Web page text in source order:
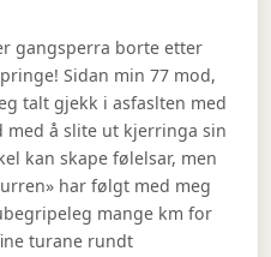
gangsperra borte etter
Sidan min 77 mod,
talt gjekk i asfaslten med
å slite ut kjerringa sin
kan skape følelsar, men
har følgt med meg
mange km for
turane rundt